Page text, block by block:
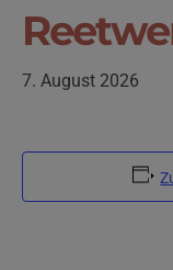
7. August 2026